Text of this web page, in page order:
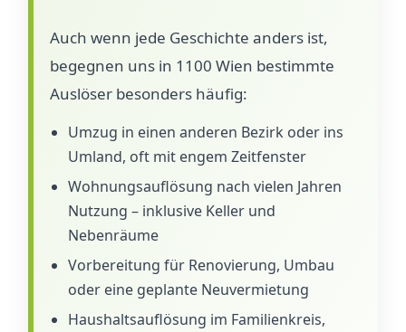
Auch wenn jede Geschichte anders ist,
begegnen uns in 1100 Wien bestimmte
Auslöser besonders häufig:
Umzug in einen anderen Bezirk oder ins
Umland, oft mit engem Zeitfenster
Wohnungsauflösung nach vielen Jahren
Nutzung – inklusive Keller und
Nebenräume
Vorbereitung für Renovierung, Umbau
oder eine geplante Neuvermietung
Haushaltsauflösung im Familienkreis,